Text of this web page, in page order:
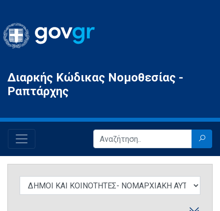
Gov.gr
Διαρκής Κώδικας Νομοθεσίας -
Ραπτάρχης